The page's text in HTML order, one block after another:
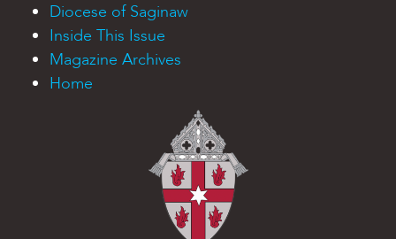
Diocese of Saginaw
Inside This Issue
Magazine Archives
Home